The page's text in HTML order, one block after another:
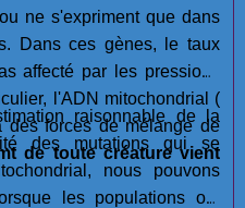
ne s'expriment que dans
Dans ces gènes, le taux
affecté par les pressions
l'ADN mitochondrial (
des forces de mélange de
de toute créature vient
raisonnable de la
des mutations qui se
nous pouvons
les populations ont